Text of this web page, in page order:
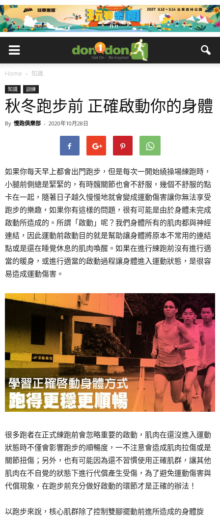
Home 知識
知識 訓練
秋冬跑步前 正確啟動你的身體
By 慢跑俱樂部 - 2020年10月28日
如果你每天早上都會出門跑步，但是每次一開始繞操場練跑時，
小腿前側總是緊緊的，有時髖關節也會不舒服，幾個不舒服的點
卡在一起，隨著日子越久慢慢地就會變成運動傷害讓你無法享受
跑步的樂趣，如果你有這樣的問題，很有可能是由於身體未完成
啟動所造成的。所謂「啟動」呢？我們身體所有的肌肉都與神經
連結，因此運動前啟動目的就是幫助讓身體將原本不常用的連結
點或是還在睡覺休息的肌肉喚醒。如果在進行練跑前沒有進行適
當的暖身，或進行適當的啟動過程讓身體進入運動狀態，是很容
易造成運動傷害。
很多跑者在正式練跑前會忽略重要的啟動，肌肉在還沒進入運動
狀態時不僅會影響跑步的順暢度，一不注意會造成肌肉拉傷或是
關節扭傷；另外，也有可能因為還不習慣使用正確肌群，讓其他
肌肉在不自覺的狀態下進行代償產生受傷，為了避免運動傷害與
代償現象，在跑步前充分做好啟動的環節才是正確的辦法！
以跑步來說，核心肌群除了控制雙腳擺動前進所造成的身體旋